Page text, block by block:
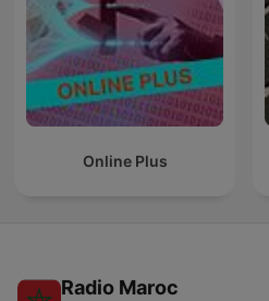
Online Plus
Radio Maroc